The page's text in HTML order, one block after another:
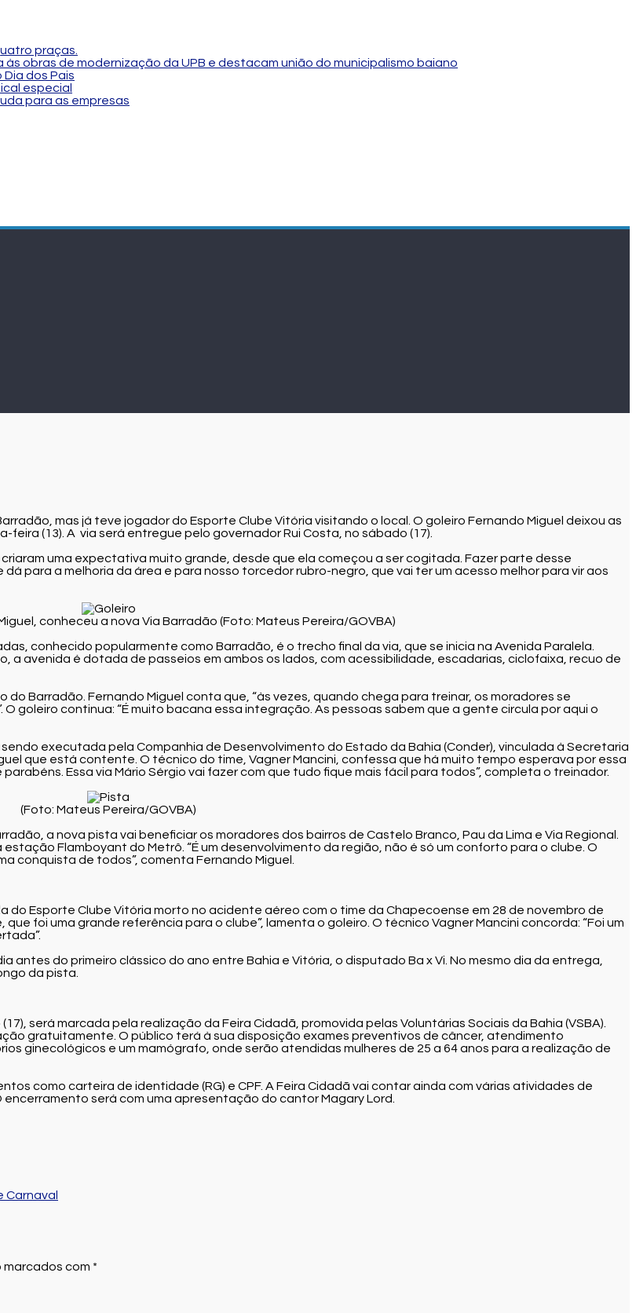
praças.
obras de modernização da UPB e destacam união do municipalismo baiano
dos Pais
especial
para as empresas
mas já teve jogador do Esporte Clube Vitória visitando o local. O goleiro Fernando Miguel deixou as
(13). A via será entregue pelo governador Rui Costa, no sábado (17).
uma expectativa muito grande, desde que ela começou a ser cogitada. Fazer parte desse
para a melhoria da área e para nosso torcedor rubro-negro, que vai ter um acesso melhor para vir aos
conheceu a nova Via Barradão (Foto: Mateus Pereira/GOVBA)
conhecido popularmente como Barradão, é o trecho final da via, que se inicia na Avenida Paralela.
a avenida é dotada de passeios em ambos os lados, com acessibilidade, escadarias, ciclofaixa, recuo de
Barradão. Fernando Miguel conta que, “às vezes, quando chega para treinar, os moradores se
goleiro continua: “É muito bacana essa integração. As pessoas sabem que a gente circula por aqui o
executada pela Companhia de Desenvolvimento do Estado da Bahia (Conder), vinculada à Secretaria
que está contente. O técnico do time, Vagner Mancini, confessa que há muito tempo esperava por essa
Essa via Mário Sérgio vai fazer com que tudo fique mais fácil para todos”, completa o treinador.
(Foto: Mateus Pereira/GOVBA)
a nova pista vai beneficiar os moradores dos bairros de Castelo Branco, Pau da Lima e Via Regional.
Flamboyant do Metrô. “É um desenvolvimento da região, não é só um conforto para o clube. O
conquista de todos”, comenta Fernando Miguel.
do Esporte Clube Vitória morto no acidente aéreo com o time da Chapecoense em 28 de novembro de
foi uma grande referência para o clube”, lamenta o goleiro. O técnico Vagner Mancini concorda: “Foi um
antes do primeiro clássico do ano entre Bahia e Vitória, o disputado Ba x Vi. No mesmo dia da entrega,
da pista.
será marcada pela realização da Feira Cidadã, promovida pelas Voluntárias Sociais da Bahia (VSBA).
gratuitamente. O público terá à sua disposição exames preventivos de câncer, atendimento
ginecológicos e um mamógrafo, onde serão atendidas mulheres de 25 a 64 anos para a realização de
como carteira de identidade (RG) e CPF. A Feira Cidadã vai contar ainda com várias atividades de
será com uma apresentação do cantor Magary Lord.
Carnaval
com *